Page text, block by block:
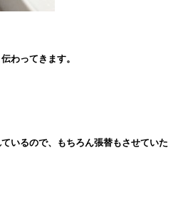
わってきます。
いるので、もちろん張替もさせていた